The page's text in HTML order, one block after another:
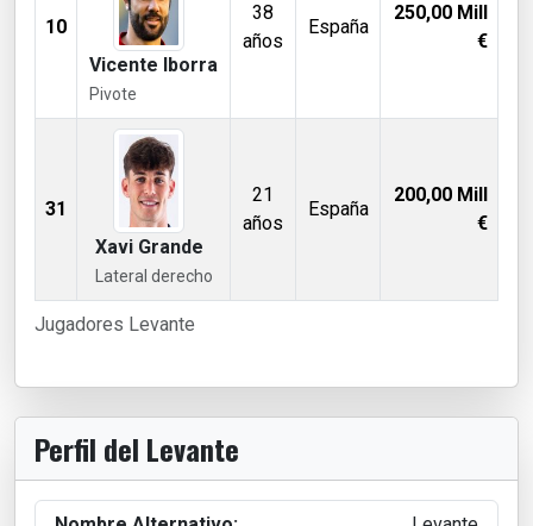
Jugadores Levante
10
Vicente Iborra
Pivote
38
años
España
250,00 Mill
€
31
Xavi Grande
Lateral derecho
21
años
España
200,00 Mill
€
Perfil del Levante